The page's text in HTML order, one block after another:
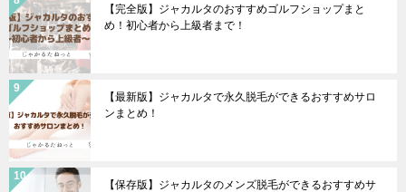
【完全版】ジャカルタのおすすめゴルフショップまと
め！初心者から上級者まで！
【最新版】ジャカルタで永久脱毛ができるおすすめサロ
ンまとめ！
【保存版】ジャカルタのメンズ脱毛ができるおすすめサ